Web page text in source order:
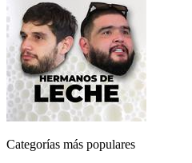
Categorías más populares